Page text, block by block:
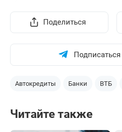
Поделиться
Автокредиты Банки ВТБ
Читайте также